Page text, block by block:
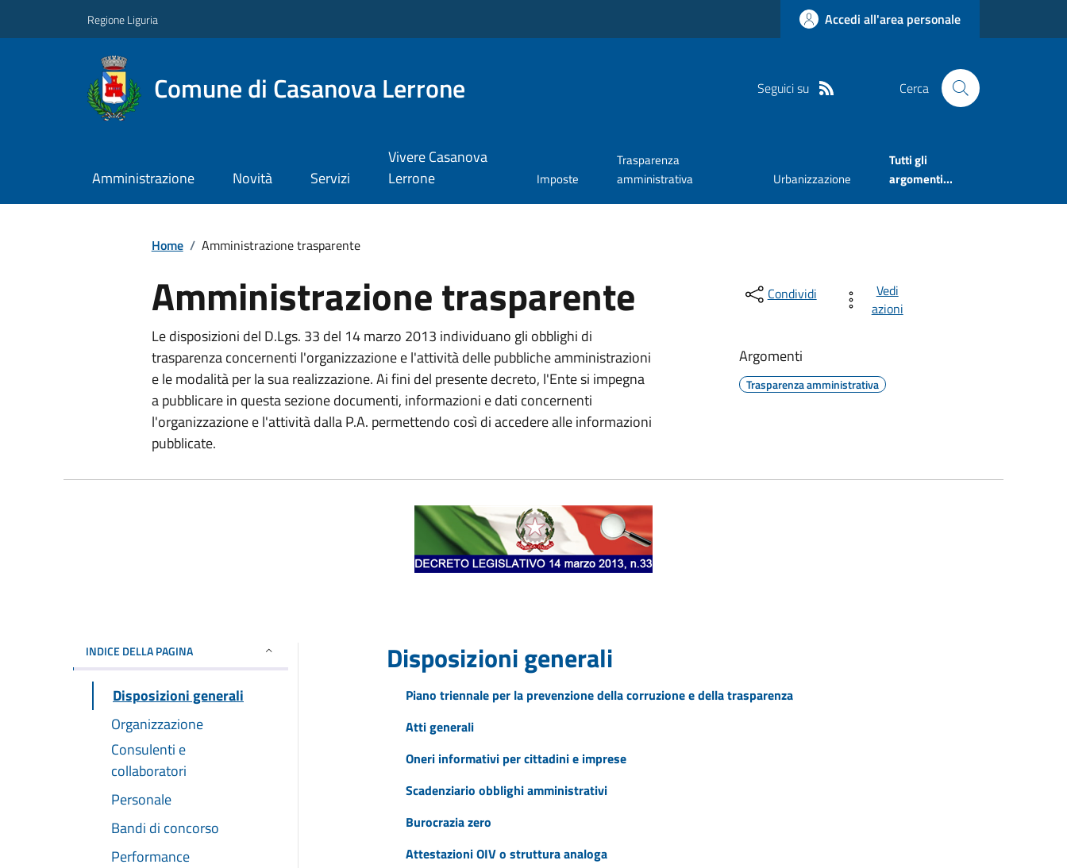
Regione Liguria Accedi all'area personale
Comune di Casanova Lerrone Seguici su Cerca
Amministrazione Novità Servizi
Vivere Casanova
Lerrone
Imposte
Trasparenza
amministrativa
Urbanizzazione
Tutti gli
argomenti...
Home / Amministrazione trasparente
Amministrazione trasparente
Le disposizioni del D.Lgs. 33 del 14 marzo 2013 individuano gli obblighi di
trasparenza concernenti l'organizzazione e l'attività delle pubbliche amministrazioni
e le modalità per la sua realizzazione. Ai fini del presente decreto, l'Ente si impegna
a pubblicare in questa sezione documenti, informazioni e dati concernenti
l'organizzazione e l'attività dalla P.A. permettendo così di accedere alle informazioni
pubblicate.
Condividi
Vedi
azioni
Argomenti
Trasparenza amministrativa
INDICE DELLA PAGINA
Disposizioni generali
Organizzazione
Consulenti e
collaboratori
Personale
Bandi di concorso
Performance
Disposizioni generali
Piano triennale per la prevenzione della corruzione e della trasparenza
Atti generali
Oneri informativi per cittadini e imprese
Scadenziario obblighi amministrativi
Burocrazia zero
Attestazioni OIV o struttura analoga